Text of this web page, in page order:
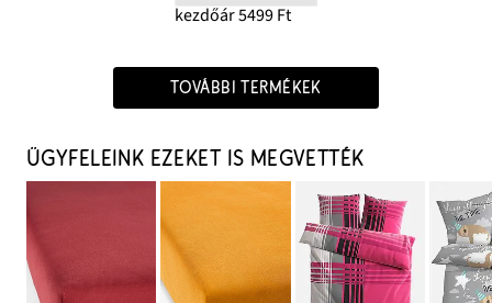
kezdőár 5499 Ft
TOVÁBBI TERMÉKEK
ÜGYFELEINK EZEKET IS MEGVETTÉK